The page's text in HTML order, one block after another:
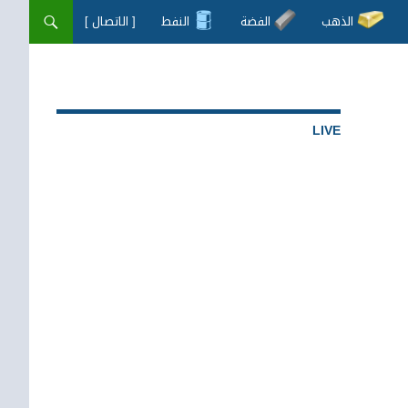
الذهب الفضة النفط [ الاتصال ]
LIVE